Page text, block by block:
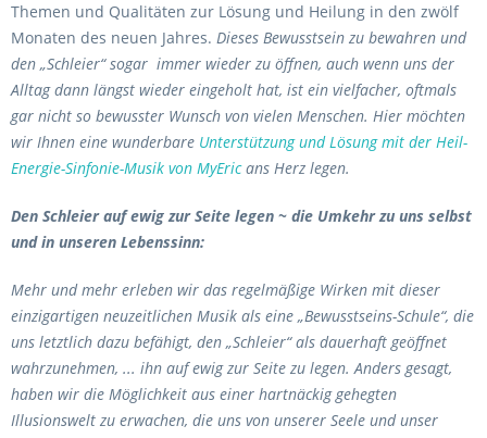
Themen und Qualitäten zur Lösung und Heilung in den zwölf
Monaten des neuen Jahres. Dieses Bewusstsein zu bewahren und
den „Schleier“ sogar immer wieder zu öffnen, auch wenn uns der
Alltag dann längst wieder eingeholt hat, ist ein vielfacher, oftmals
gar nicht so bewusster Wunsch von vielen Menschen. Hier möchten
wir Ihnen eine wunderbare Unterstützung und Lösung mit der Heil-
Energie-Sinfonie-Musik von MyEricans Herz legen.
Den Schleier auf ewig zur Seite legen ~ die Umkehr zu uns selbst
und in unseren Lebenssinn:
Mehr und mehr erleben wir das regelmäßige Wirken mit dieser
einzigartigen neuzeitlichen Musik als eine „Bewusstseins-Schule“, die
uns letztlich dazu befähigt, den „Schleier“ als dauerhaft geöffnet
wahrzunehmen, ... ihn auf ewig zur Seite zu legen. Anders gesagt,
haben wir die Möglichkeit aus einer hartnäckig gehegten
Illusionswelt zu erwachen, die uns von unserer Seele und unser